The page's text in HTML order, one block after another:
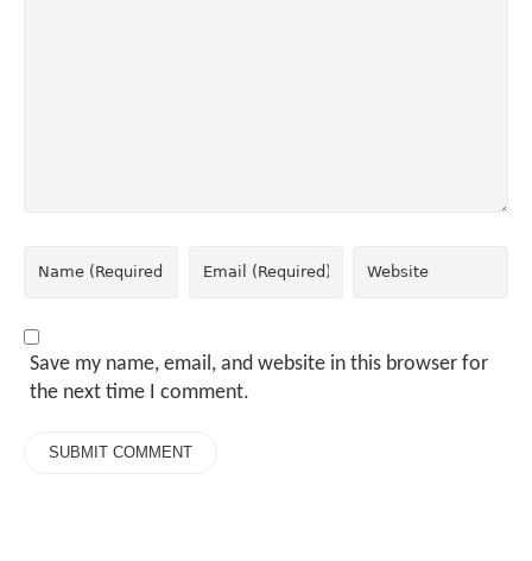
Save my name, email, and website in this browser for
the next time I comment.